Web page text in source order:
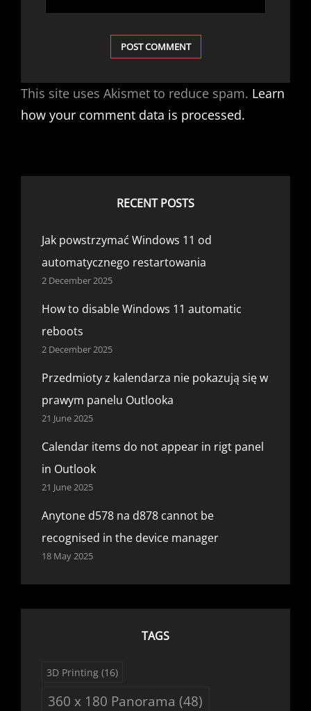
This site uses Akismet to reduce spam. Learn
how your comment data is processed.
RECENT POSTS
Jak powstrzymać Windows 11 od
automatycznego restartowania
2 December 2025
How to disable Windows 11 automatic
reboots
2 December 2025
Przedmioty z kalendarza nie pokazują się w
prawym panelu Outlooka
21 June 2025
Calendar items do not appear in rigt panel
in Outlook
21 June 2025
Anytone d578 na d878 cannot be
recognised in the device manager
18 May 2025
TAGS
3D Printing (16)
360 x 180 Panorama (48)